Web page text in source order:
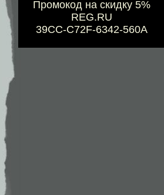
Промокод на скидку 5%
REG.RU
39CC-C72F-6342-560A